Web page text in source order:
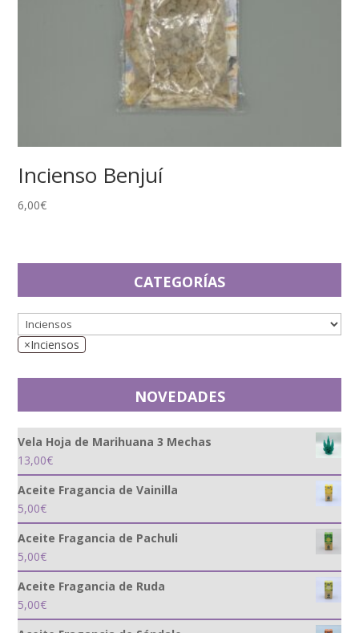
Incienso Benjuí
6,00€
CATEGORÍAS
×Inciensos
NOVEDADES
Vela Hoja de Marihuana 3 Mechas
13,00€
Aceite Fragancia de Vainilla
5,00€
Aceite Fragancia de Pachuli
5,00€
Aceite Fragancia de Ruda
5,00€